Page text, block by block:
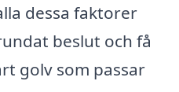
dessa faktorer
beslut och få
golv som passar